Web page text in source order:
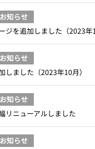
お知らせ
ジを追加しました（2023年
お知らせ
しました（2023年10月）
お知らせ
リニューアルしました
お知らせ